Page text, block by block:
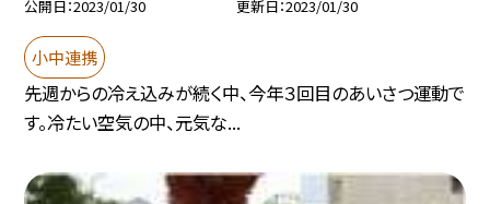
公開日 2023/01/30 更新日 2023/01/30
小中連携
先週からの冷え込みが続く中、今年３回目のあいさつ運動で
す。冷たい空気の中、元気な...